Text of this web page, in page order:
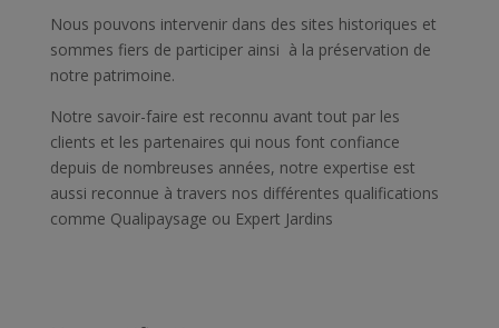
Nous pouvons intervenir dans des sites historiques et
sommes fiers de participer ainsi à la préservation de
notre patrimoine.
Notre savoir-faire est reconnu avant tout par les
clients et les partenaires qui nous font confiance
depuis de nombreuses années, notre expertise est
aussi reconnue à travers nos différentes qualifications
comme Qualipaysage ou Expert Jardins